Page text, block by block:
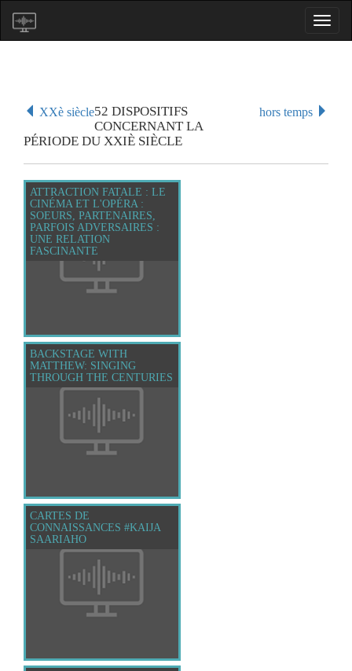
XXè siècle hors temps
52 DISPOSITIFS
CONCERNANT LA
PÉRIODE DU XXIÈ SIÈCLE
ATTRACTION FATALE : LE
CINÉMA ET L'OPÉRA :
SOEURS, PARTENAIRES,
PARFOIS ADVERSAIRES :
UNE RELATION
FASCINANTE
BACKSTAGE WITH
MATTHEW: SINGING
THROUGH THE CENTURIES
CARTES DE
CONNAISSANCES #KAIJA
SAARIAHO